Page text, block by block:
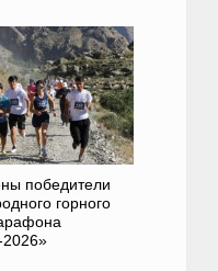
победители
горного